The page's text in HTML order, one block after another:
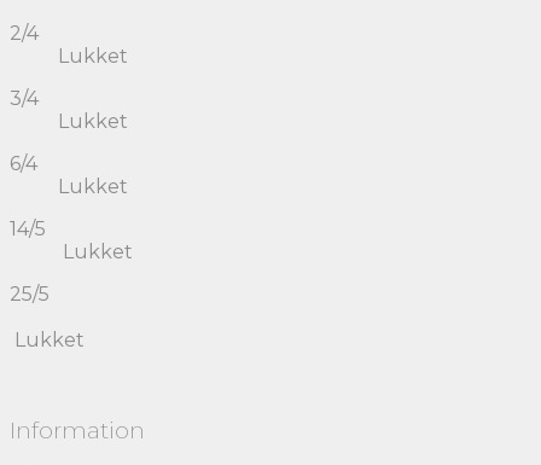
2/4
Lukket
3/4
Lukket
6/4
Lukket
14/5
Lukket
25/5
Lukket
Information